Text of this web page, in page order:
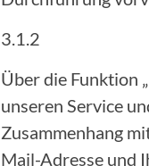
3.1.2
Über die Funktion
unseren Service
Zusammenhang
Mail-Adresse und